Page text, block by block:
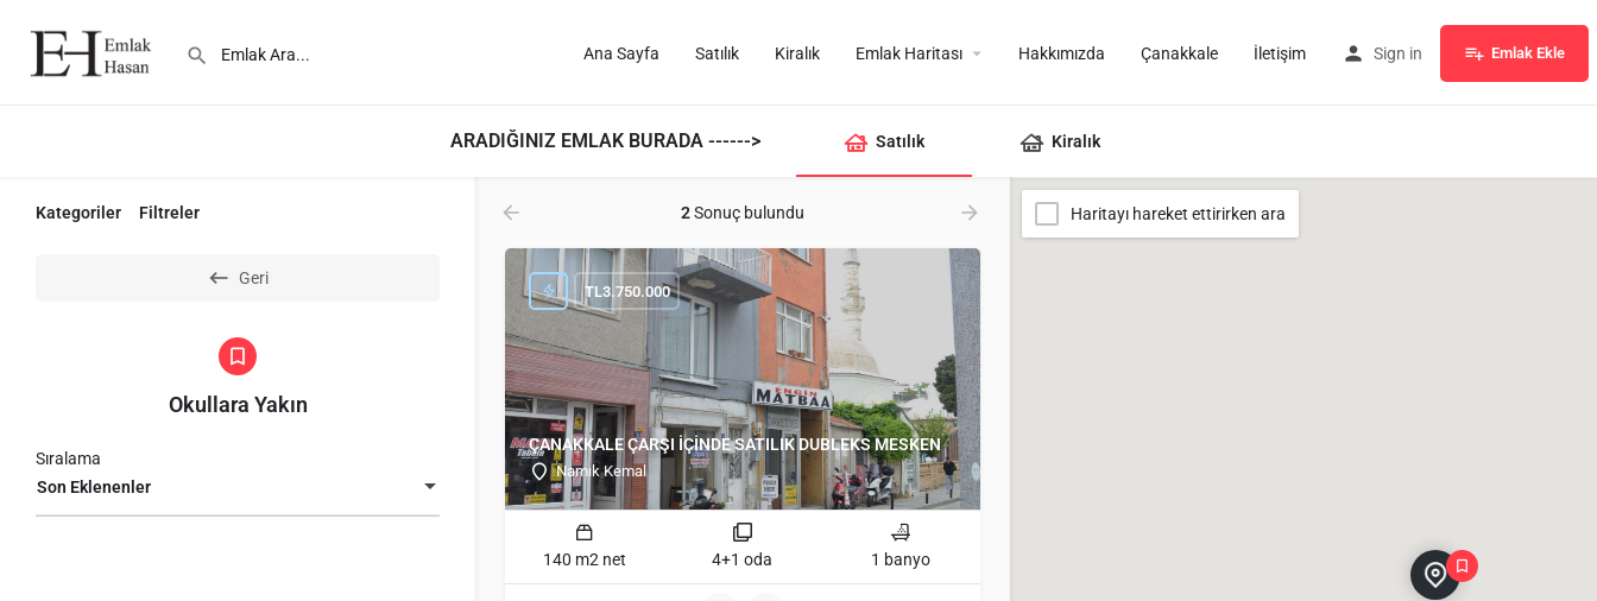
Ana Sayfa Satılık Kiralık Emlak Haritası Hakkımızda Çanakkale İletişim Sign in Emlak Ekle
ARADIĞINIZ EMLAK BURADA ------> Satılık Kiralık
Kategoriler Filtreler
Geri
Okullara Yakın
Son Eklenenler
Sıralama
2Sonuç bulundu
ÇANAKKALE ÇARŞI İÇİNDE SATILIK DUBLEKS MESKEN
Namık Kemal
TL3.750.000
140 m2 net 4+1 oda 1 banyo
Haritayı hareket ettirirken ara